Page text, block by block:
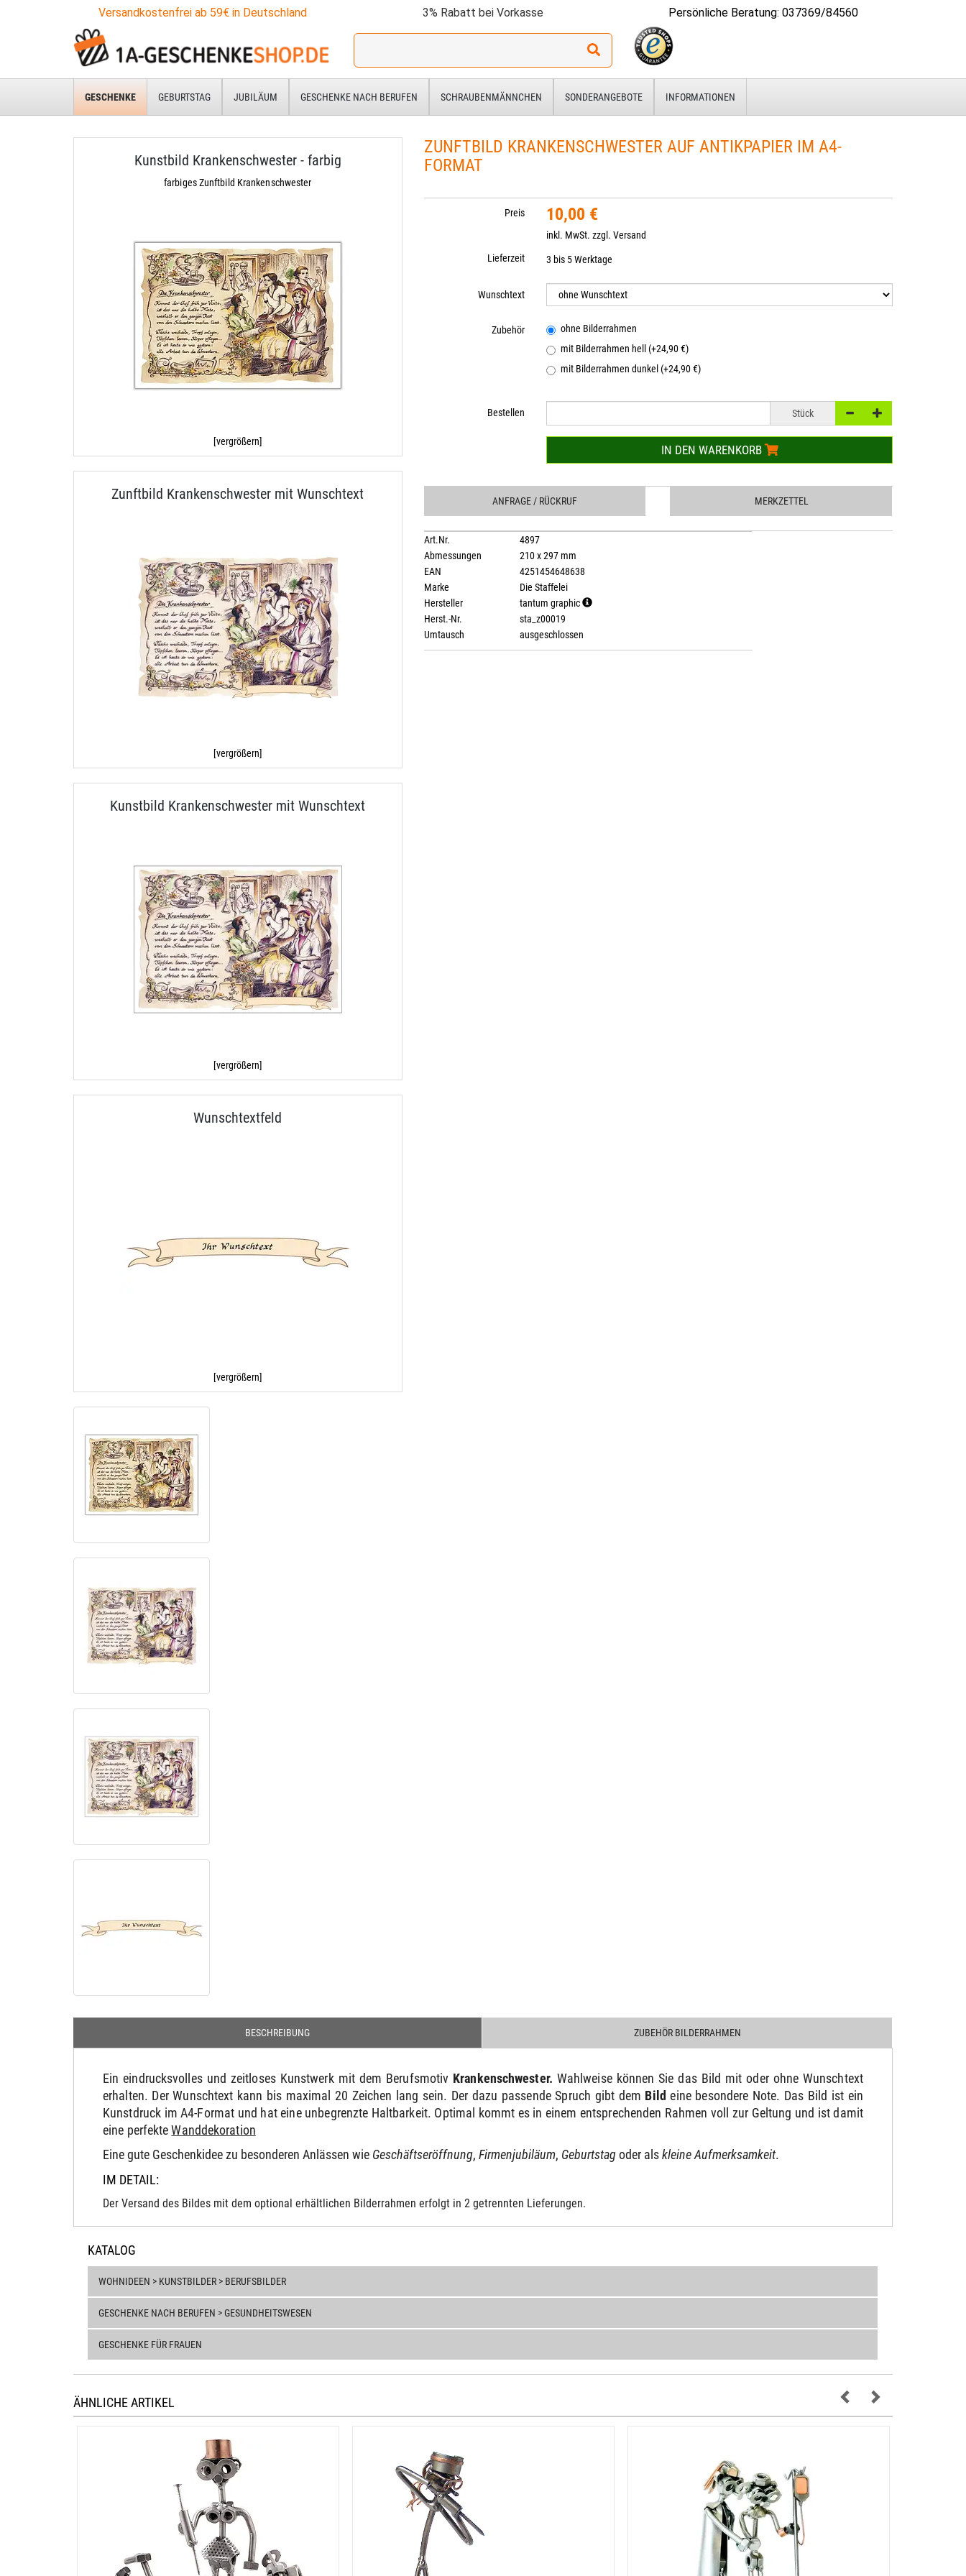
Versandkostenfrei ab 59€ in Deutschland 3% Rabatt bei Vorkasse Persönliche Beratung: 037369/84560
Ich
für:
GESCHENKE GEBURTSTAG JUBILÄUM GESCHENKE NACH BERUFEN SCHRAUBENMÄNNCHEN SONDERANGEBOTE INFORMATIONEN
Kunstbild Krankenschwester - farbig
farbiges Zunftbild Krankenschwester
[vergrößern]
Zunftbild Krankenschwester mit Wunschtext
[vergrößern]
Kunstbild Krankenschwester mit Wunschtext
[vergrößern]
Wunschtextfeld
[vergrößern]
ZUNFTBILD KRANKENSCHWESTER AUF ANTIKPAPIER IM A4-
FORMAT
Preis 10,00 €
inkl. MwSt. zzgl.Versand
Lieferzeit
3 bis 5 Werktage
Wunschtext
Zubehör
ohne Bilderrahmen
mit Bilderrahmen hell (+24,90 €)
mit Bilderrahmen dunkel (+24,90 €)
Bestellen Stück
IN DEN WARENKORB
ANFRAGE / RÜCKRUF MERKZETTEL
Art.Nr.
4897
Abmessungen
210 x 297 mm
EAN
4251454648638
Marke
Die Staffelei
Hersteller
tantum graphic
Herst.-Nr.
sta_z00019
Umtausch
ausgeschlossen
BESCHREIBUNG ZUBEHÖR BILDERRAHMEN
Ein eindrucksvolles und zeitloses Kunstwerk mit dem Berufsmotiv Krankenschwester. Wahlweise können Sie das Bild mit oder ohne Wunschtext
erhalten. Der Wunschtext kann bis maximal 20 Zeichen lang sein. Der dazu passende Spruch gibt dem Bild eine besondere Note. Das Bild ist ein
Kunstdruck im A4-Format und hat eine unbegrenzte Haltbarkeit. Optimal kommt es in einem entsprechenden Rahmen voll zur Geltung und ist damit
eine perfekteWanddekoration
Eine gute Geschenkidee zu besonderen Anlässen wie Geschäftseröffnung, Firmenjubiläum, Geburtstagoder alskleine Aufmerksamkeit.
IM DETAIL:
Der Versand des Bildes mit dem optional erhältlichen Bilderrahmen erfolgt in 2 getrennten Lieferungen.
KATALOG
WOHNIDEEN > KUNSTBILDER > BERUFSBILDER
GESCHENKE NACH BERUFEN > GESUNDHEITSWESEN
GESCHENKE FÜR FRAUEN
ÄHNLICHE ARTIKEL